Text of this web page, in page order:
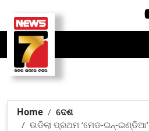
Home
ଦେଶ
ଉଡିଲା ପ୍ରଥମ ‘ମେଡ-ଇନ୍-ଇଣ୍ଡିଆ’